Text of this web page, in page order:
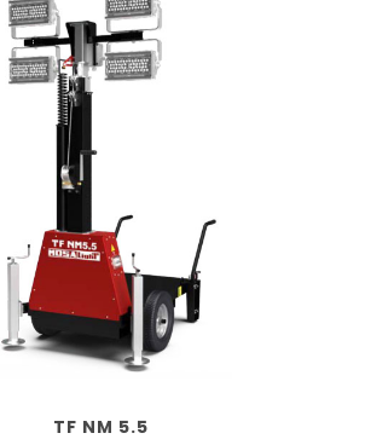
TF NM 5.5